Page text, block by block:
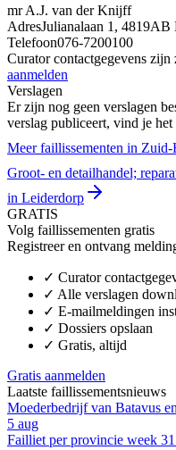
mr A.J. van der Knijff
AdresJulianalaan 1,
Telefoon076-7200100
Curator contactgegevens zijn
aanmelden
Verslagen
Er zijn nog geen verslagen
verslag publiceert, vind je het
Meer faillissementen in
Groot- en detailhandel;
in Leiderdorp
GRATIS
Volg faillissementen gratis
Registreer en ontvang
✓ Curator
✓ Alle verslagen
✓ E-mailmeldingen
✓ Dossiers opslaan
✓ Gratis, altijd
Gratis aanmelden
Laatste faillissementsnieuws
Moederbedrijf van Batavus
5 aug
Failliet per provincie week